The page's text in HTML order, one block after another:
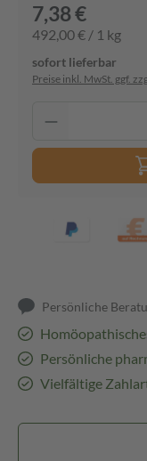
7,38 €
492,00 € / 1 kg
sofort lieferbar
Preise inkl. MwSt. ggf.
Persönliche
Persönliche
Vielfältige